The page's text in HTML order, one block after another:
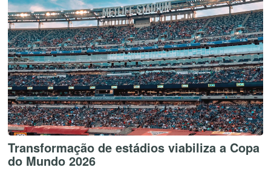
Transformação de estádios viabiliza a Copa
do Mundo 2026